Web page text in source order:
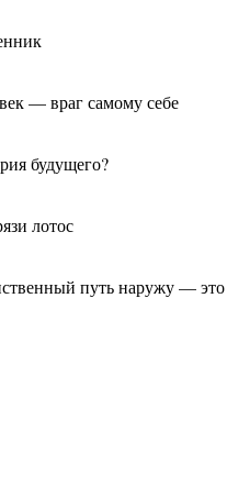
— враг самому себе
будущего?
лотос
путь наружу — это